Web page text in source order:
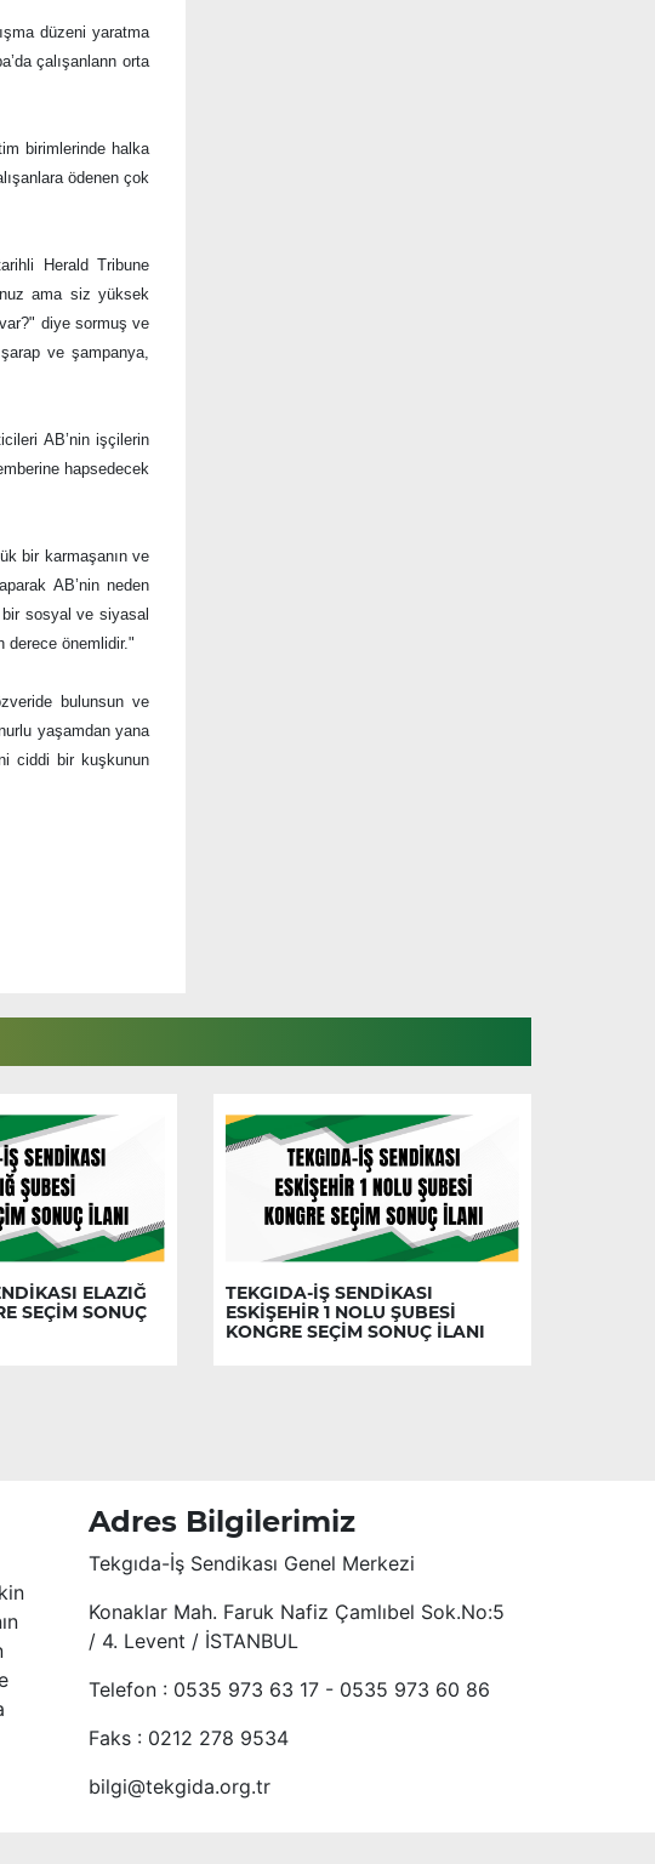
düzeni yaratma
çalışanlann orta
birimlerinde halka
ödenen çok
Herald Tribune
ama siz yüksek
diye sormuş ve
ve şampanya,
AB’nin işçilerin
hapsedecek
bir karmaşanın ve
AB’nin neden
bir sosyal ve siyasal
derece önemlidir."
bulunsun ve
yaşamdan yana
ciddi bir kuşkunun
ELAZIĞ
SEÇİM SONUÇ
TEKGIDA-İŞ SENDİKASI
ESKİŞEHİR 1 NOLU ŞUBESİ
KONGRE SEÇİM SONUÇ İLANI
Adres Bilgilerimiz
Tekgıda-İş Sendikası Genel Merkezi
Konaklar Mah. Faruk Nafiz Çamlıbel Sok.No:5
/ 4. Levent / İSTANBUL
Telefon : 0535 973 63 17 - 0535 973 60 86
Faks : 0212 278 9534
bilgi@tekgida.org.tr